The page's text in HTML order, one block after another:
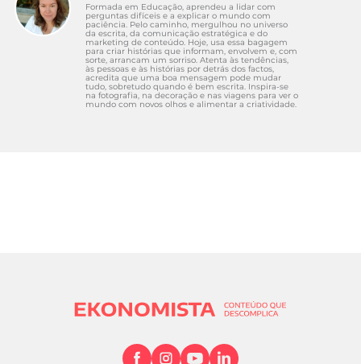
Formada em Educação, aprendeu a lidar com
perguntas difíceis e a explicar o mundo com
paciência. Pelo caminho, mergulhou no universo
da escrita, da comunicação estratégica e do
marketing de conteúdo. Hoje, usa essa bagagem
para criar histórias que informam, envolvem e, com
sorte, arrancam um sorriso. Atenta às tendências,
às pessoas e às histórias por detrás dos factos,
acredita que uma boa mensagem pode mudar
tudo, sobretudo quando é bem escrita. Inspira-se
na fotografia, na decoração e nas viagens para ver o
mundo com novos olhos e alimentar a criatividade.